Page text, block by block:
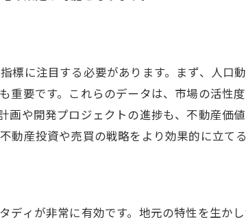
を通じて千葉市で成功するためのステップ
習得したスキルを実践に活かす方法
でのロードマップ作成
業とのパートナーシップ構築
例から学ぶ重要な教訓
変化に柔軟に対応するための準備
動産事情に精通するための地域密着型サポー
標に注目する必要があります。まず、人口
重要です。これらのデータは、市場の活性
や開発プロジェクトの進捗も、不動産価
産投資や売買の戦略をより効果的に立て
ディが非常に有効です。地元の特性を生か